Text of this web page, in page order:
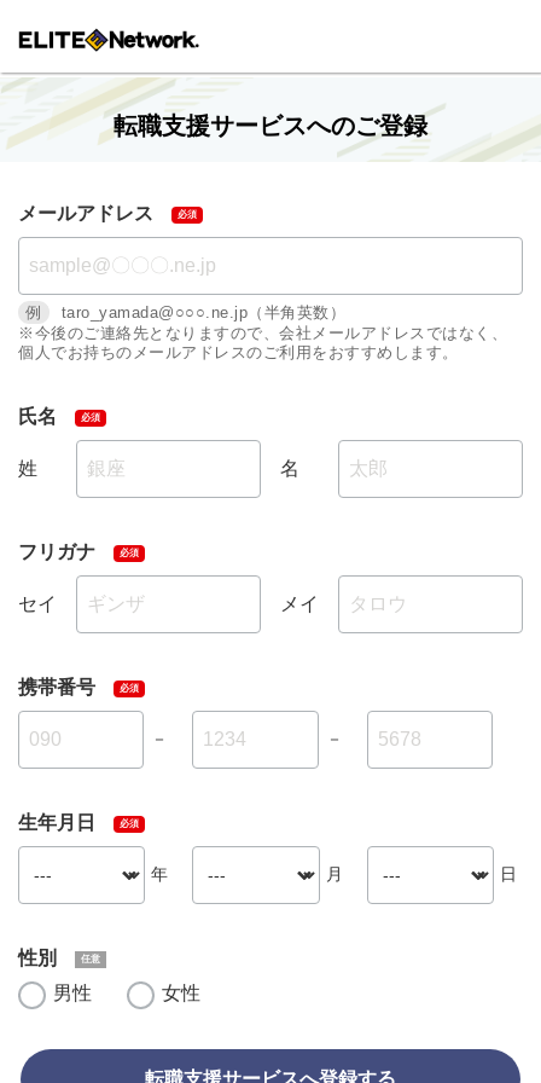
転職支援サービスへのご登録
メールアドレス
例
taro_yamada@○○○.ne.jp（半角英数）
※今後のご連絡先となりますので、会社メールアドレスではなく、
個人でお持ちのメールアドレスのご利用をおすすめします。
氏名
姓 名
フリガナ
セイ メイ
携帯番号
－ －
生年月日
年 月 日
性別
男性
女性
転職支援サービスへ登録する